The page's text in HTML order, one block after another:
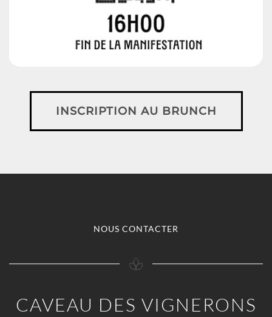
INSCRIPTION AU BRUNCH
NOUS CONTACTER
CAVEAU DES VIGNERONS